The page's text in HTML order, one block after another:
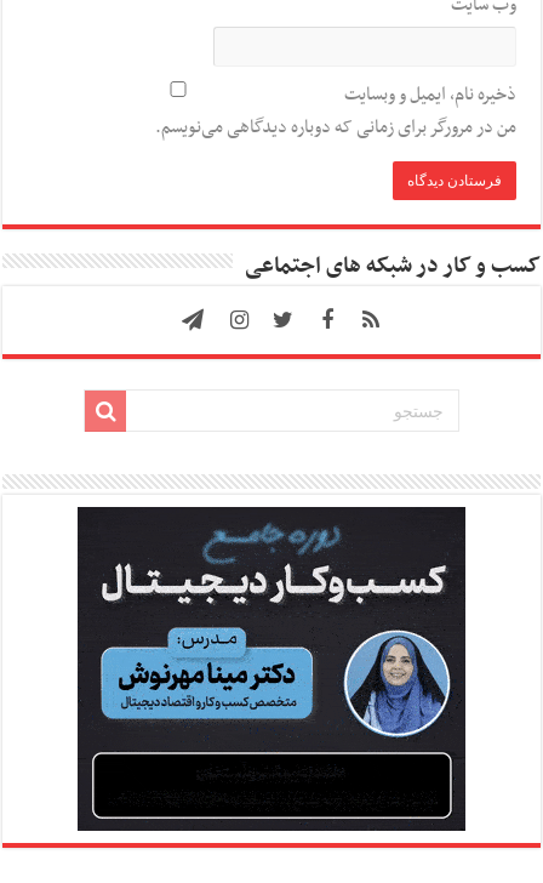
ذخیره نام، ایمیل و وبسایت
من در مرورگر برای زمانی که دوباره دیدگاهی می‌نویسم.
کسب و کار در شبکه های اجتماعی